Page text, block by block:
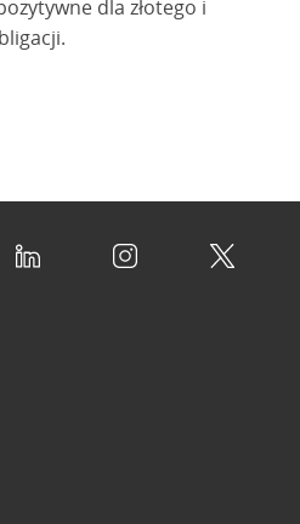
dla złotego i